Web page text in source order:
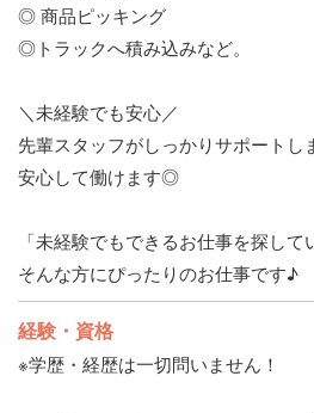
◎ 商品ピッキング
◎トラックへ積み込みなど。
＼未経験でも安心／
先輩スタッフがしっかりサポートし
安心して働けます◎
「未経験でもできるお仕事を探して
そんな方にぴったりのお仕事です♪
経験・資格
※学歴・経歴は一切問いません！